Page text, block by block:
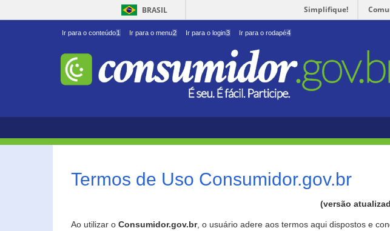
BRASIL Simplifique!
Ir para o conteúdo1 Ir para o menu2 Ir para o login3 Ir para o rodapé4
Termos de Uso Consumidor.gov.br
(versão
Ao utilizar o Consumidor.gov.br, o usuário adere aos termos aqui dispostos e